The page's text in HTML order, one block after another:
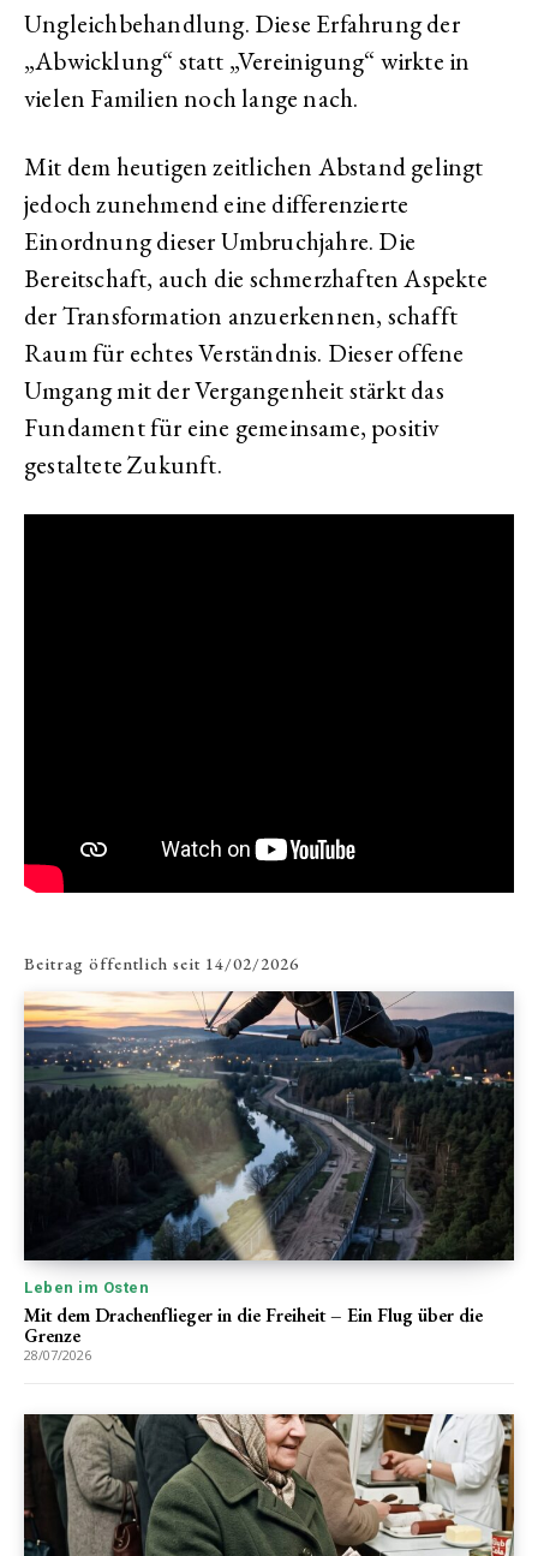
Ungleichbehandlung. Diese Erfahrung der
„Abwicklung“ statt „Vereinigung“ wirkte in
vielen Familien noch lange nach.
Mit dem heutigen zeitlichen Abstand gelingt
jedoch zunehmend eine differenzierte
Einordnung dieser Umbruchjahre. Die
Bereitschaft, auch die schmerzhaften Aspekte
der Transformation anzuerkennen, schafft
Raum für echtes Verständnis. Dieser offene
Umgang mit der Vergangenheit stärkt das
Fundament für eine gemeinsame, positiv
gestaltete Zukunft.
Beitrag öffentlich seit 14/02/2026
Leben im Osten
Mit dem Drachenflieger in die Freiheit – Ein Flug über die
Grenze
28/07/2026